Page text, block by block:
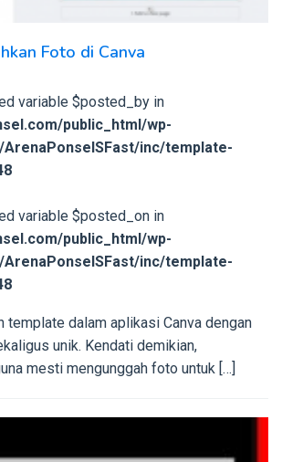
Foto di Canva
variable $posted_by in
public_html/wp-
inc/template-
variable $posted_on in
public_html/wp-
inc/template-
template dalam aplikasi Canva dengan
unik. Kendati demikian,
mesti mengunggah foto untuk […]